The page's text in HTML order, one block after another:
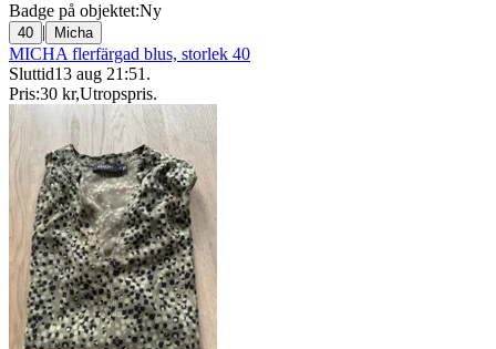
Badge på objektet:Ny
40 | Micha
MICHA flerfärgad blus, storlek 40
Sluttid13 aug 21:51 .
Pris:30 kr,Utropspris.